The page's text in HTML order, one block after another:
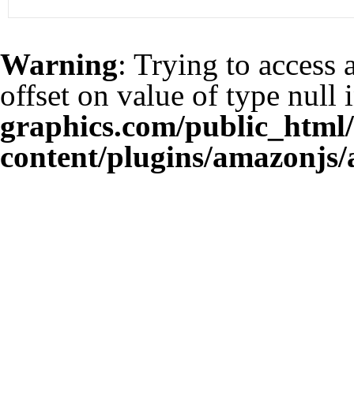
Warning: Trying to access
offset on value of type null
graphics.com/
content/plugins/